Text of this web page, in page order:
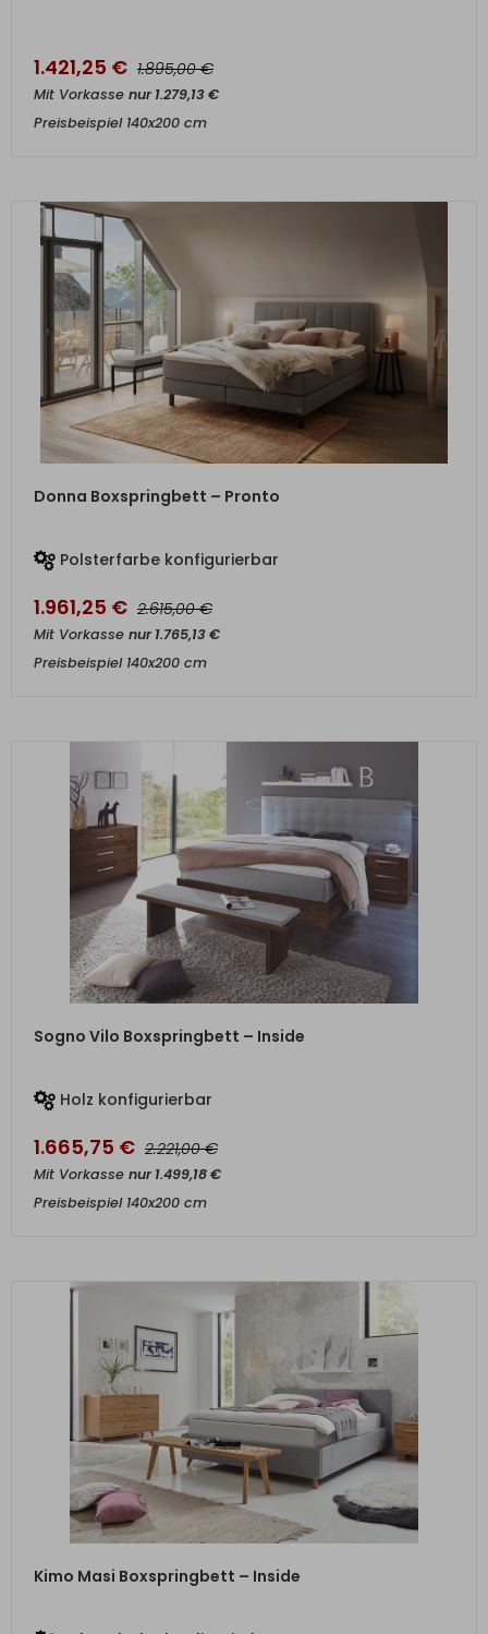
1.421,25 € 1.895,00€
Mit Vorkasse nur1.279,13€
Preisbeispiel 140x200 cm
Donna Boxspringbett – Pronto
Polsterfarbe konfigurierbar
1.961,25 € 2.615,00€
Mit Vorkasse nur1.765,13€
Preisbeispiel 140x200 cm
ZUM PRODUKT
Sogno Vilo Boxspringbett – Inside
Holz konfigurierbar
1.665,75 € 2.221,00€
Mit Vorkasse nur1.499,18€
Preisbeispiel 140x200 cm
ZUM PRODUKT
Kimo Masi Boxspringbett – Inside